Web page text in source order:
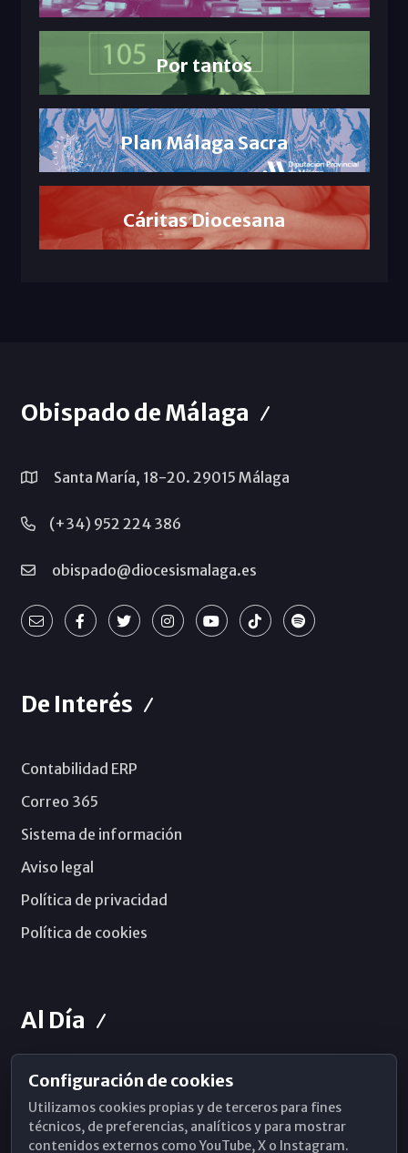
Por tantos
Plan Málaga Sacra
Cáritas Diocesana
Obispado de Málaga
Santa María, 18-20. 29015 Málaga
(+34) 952 224 386
obispado@diocesismalaga.es
De Interés
Contabilidad ERP
Correo 365
Sistema de información
Aviso legal
Política de privacidad
Política de cookies
Al Día
Horarios de Misa
Hemeroteca
Configuración de cookies
Utilizamos cookies propias y de terceros para fines
técnicos, de preferencias, analíticos y para mostrar
contenidos externos como YouTube, X o Instagram.